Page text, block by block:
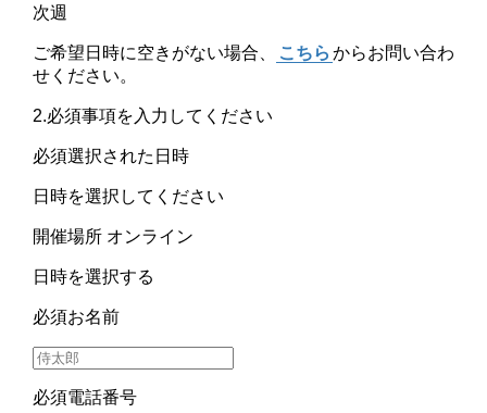
次週
ご希望日時に空きがない場合、 こちら からお問い合わ
せください。
2.必須事項を入力してください
必須選択された日時
日時を選択してください
開催場所 オンライン
日時を選択する
必須お名前
必須電話番号